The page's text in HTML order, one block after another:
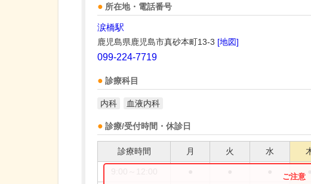
所在地・電話番号
涙橋駅
鹿児島県鹿児島市真砂本町13-3 [地図]
099-224-7719
診療科目
内科 血液内科
診療/受付時間・休診日
診療時間 月 火 水